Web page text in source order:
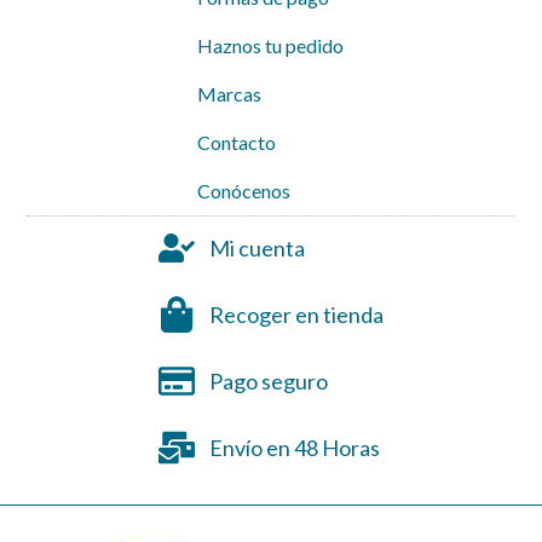
Haznos tu pedido
Marcas
Contacto
Conócenos
Mi cuenta
Recoger en tienda
Pago seguro
Envío en 48 Horas